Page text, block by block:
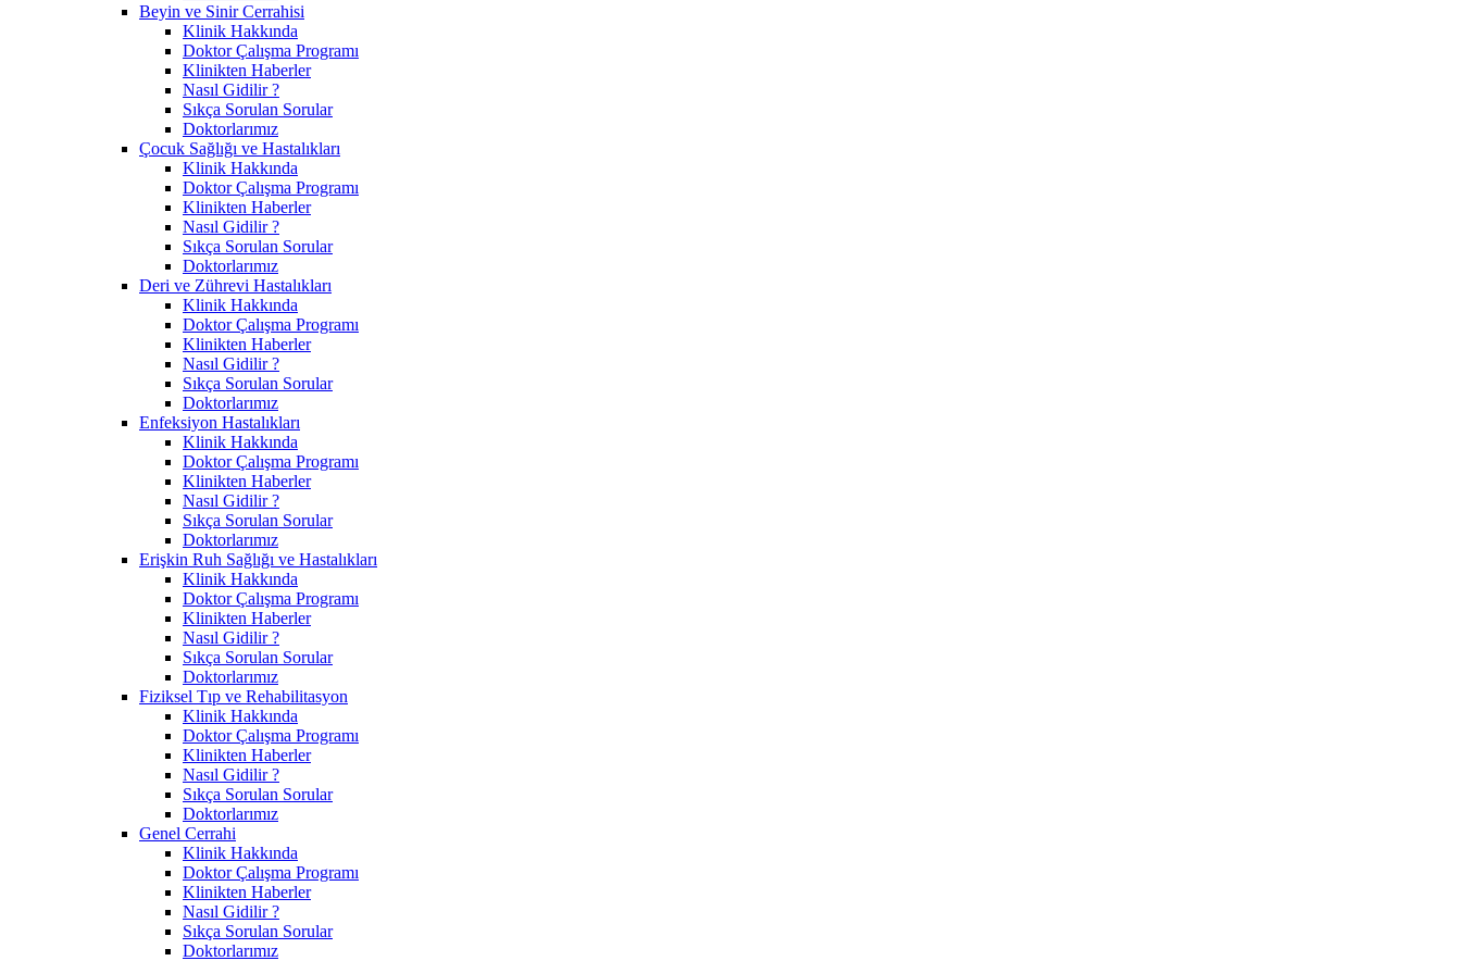
Beyin ve Sinir Cerrahisi
Klinik Hakkında
Doktor Çalışma Programı
Klinikten Haberler
Nasıl Gidilir ?
Sıkça Sorulan Sorular
Doktorlarımız
Çocuk Sağlığı ve Hastalıkları
Klinik Hakkında
Doktor Çalışma Programı
Klinikten Haberler
Nasıl Gidilir ?
Sıkça Sorulan Sorular
Doktorlarımız
Deri ve Zührevi Hastalıkları
Klinik Hakkında
Doktor Çalışma Programı
Klinikten Haberler
Nasıl Gidilir ?
Sıkça Sorulan Sorular
Doktorlarımız
Enfeksiyon Hastalıkları
Klinik Hakkında
Doktor Çalışma Programı
Klinikten Haberler
Nasıl Gidilir ?
Sıkça Sorulan Sorular
Doktorlarımız
Erişkin Ruh Sağlığı ve Hastalıkları
Klinik Hakkında
Doktor Çalışma Programı
Klinikten Haberler
Nasıl Gidilir ?
Sıkça Sorulan Sorular
Doktorlarımız
Fiziksel Tıp ve Rehabilitasyon
Klinik Hakkında
Doktor Çalışma Programı
Klinikten Haberler
Nasıl Gidilir ?
Sıkça Sorulan Sorular
Doktorlarımız
Genel Cerrahi
Klinik Hakkında
Doktor Çalışma Programı
Klinikten Haberler
Nasıl Gidilir ?
Sıkça Sorulan Sorular
Doktorlarımız